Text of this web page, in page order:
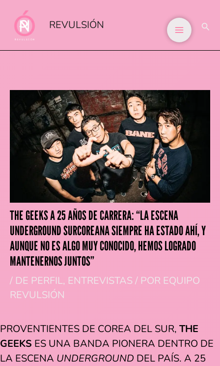
CONTENIDO
REVULSIÓN
THE GEEKS A 25 AÑOS DE CARRERA: “LA ESCENA
UNDERGROUND SURCOREANA SIEMPRE HA ESTADO AHÍ, Y
AUNQUE NO ES ALGO MUY CONOCIDO, HEMOS LOGRADO
MANTENERNOS JUNTOS”
/ DE PERFIL, ENTREVISTAS/ POR EQUIPO
REVULSIÓN
PROVENTIENTES DE COREA DEL SUR, THE
GEEKS ES UNA BANDA PIONERA DENTRO DE
LA ESCENA UNDERGROUND DEL PAÍS. A 25